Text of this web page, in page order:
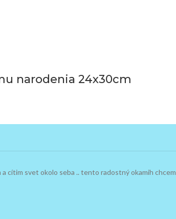
narodenia 24x30cm
cítim svet okolo seba .. tento radostný okamih chcem